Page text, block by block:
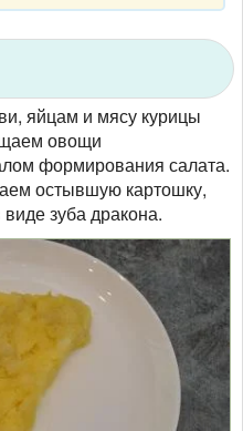
яйцам и мясу курицы
овощи
формирования салата.
остывшую картошку,
зуба дракона.